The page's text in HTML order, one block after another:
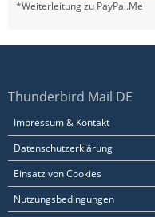
*Weiterleitung zu PayPal.Me
Thunderbird Mail DE
Impressum & Kontakt
Datenschutzerklärung
Einsatz von Cookies
Nutzungsbedingungen